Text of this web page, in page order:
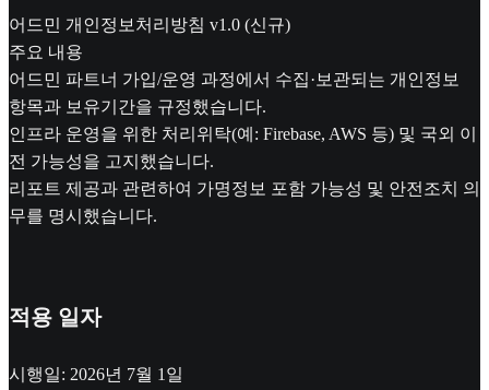
어드민 개인정보처리방침 v1.0 (신규)
주요 내용
어드민 파트너 가입/운영 과정에서 수집·보관되는 개인정보
항목과 보유기간을 규정했습니다.
인프라 운영을 위한 처리위탁(예: Firebase, AWS 등) 및 국외 이
전 가능성을 고지했습니다.
리포트 제공과 관련하여 가명정보 포함 가능성 및 안전조치 의
무를 명시했습니다.
적용 일자
시행일: 2026년 7월 1일